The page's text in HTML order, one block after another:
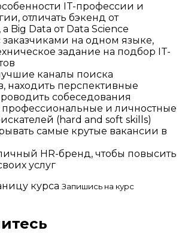
IT-профессии и
отличать бэкенд от
Big Data от Data Science
на одном языке,
задание на подбор IT-
каналы поиска
находить перспективные
собеседования
и личностные
(hard and soft skills)
самые крутые вакансии в
HR-бренд, чтобы повысить
услуг
курса Запишись на курс